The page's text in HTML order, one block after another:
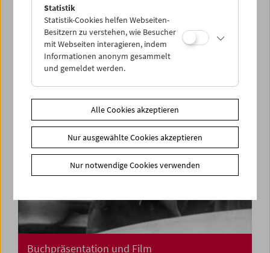
Collection on Screen: Lav Diaz – Teil 5
Buchpräsentation und Film
Statistik
Statistik-Cookies helfen Webseiten-
Besitzern zu verstehen, wie Besucher
mit Webseiten interagieren, indem
Informationen anonym gesammelt
und gemeldet werden.
Alle Cookies akzeptieren
Nur ausgewählte Cookies akzeptieren
Nur notwendige Cookies verwenden